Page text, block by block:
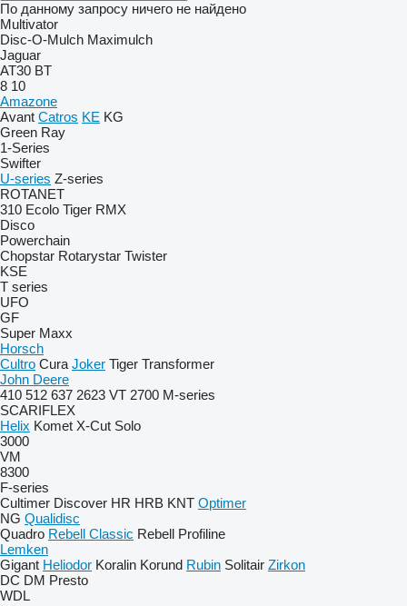
По данному запросу ничего не найдено
Multivator
Disc-O-Mulch Maximulch
Jaguar
AT30 BT
8 10
Amazone
Avant Catros KE KG
Green Ray
1-Series
Swifter
U-series Z-series
ROTANET
310 Ecolo Tiger RMX
Disco
Powerchain
Chopstar Rotarystar Twister
KSE
T series
UFO
GF
Super Maxx
Horsch
Cultro Cura Joker Tiger Transformer
John Deere
410 512 637 2623 VT 2700 M-series
SCARIFLEX
Helix Komet X-Cut Solo
3000
VM
8300
F-series
Cultimer Discover HR HRB KNT Optimer
NG Qualidisc
Quadro Rebell Classic Rebell Profiline
Lemken
Gigant Heliodor Koralin Korund Rubin Solitair Zirkon
DC DM Presto
WDL